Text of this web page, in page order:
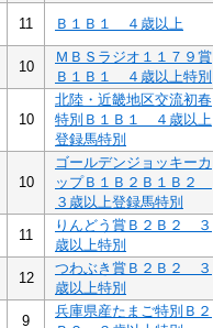
11 Ｂ１Ｂ１ ４歳以上
10
ＭＢＳラジオ１１７９賞
Ｂ１Ｂ１ ４歳以上特別
10
北陸・近畿地区交流初春
特別Ｂ１Ｂ１ ４歳以上
登録馬特別
10
ゴールデンジョッキーカ
ップＢ１Ｂ２Ｂ１Ｂ２
３歳以上登録馬特別
11
りんどう賞Ｂ２Ｂ２ ３
歳以上特別
12
つわぶき賞Ｂ２Ｂ２ ３
歳以上特別
9
兵庫県産たまご特別Ｂ２